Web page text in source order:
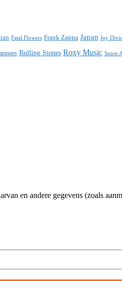
Fatal Flowers Frank Zappa Japan Joy
Rolling Stones Roxy Music Sezen
en andere gegevens (zoals